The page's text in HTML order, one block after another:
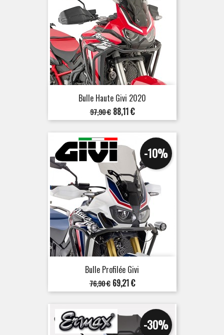
Bulle Haute Givi 2020
Prix
de
base
97,90 € Prix
88,11 €
Bulle Profilée Givi
Prix
de
76,90 €
-10%
Prix
69,21 €
-30%